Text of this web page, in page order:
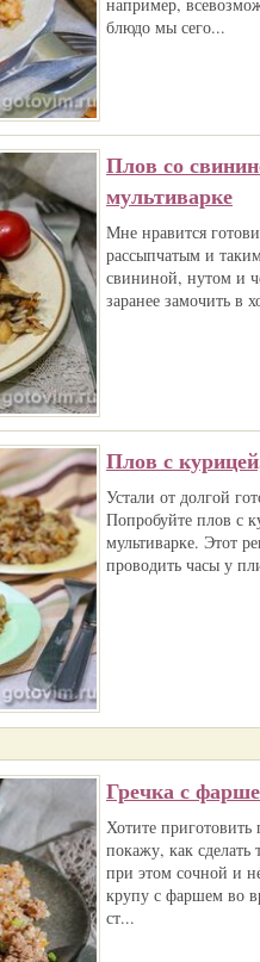
блюдо мы сего...
Плов со
мультиварке
Мне нравится
рассыпчатым и
свининой, нутом и
заранее замочить в
Плов с
Устали от долгой
Попробуйте плов с
мультиварке. Этот
проводить часы у
Гречка с
Хотите приготовить
покажу, как сделать
при этом сочной и
крупу с фаршем во
ст...